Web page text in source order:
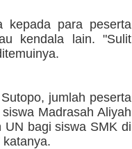
kepada para peserta
kendala lain. "Sulit
jumlah peserta
Madrasah Aliyah
UN bagi siswa SMK di